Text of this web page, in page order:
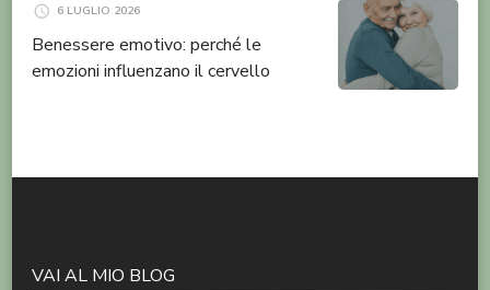
6 LUGLIO 2026
Benessere emotivo: perché le
emozioni influenzano il cervello
VAI AL MIO BLOG